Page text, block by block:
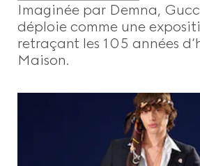
Imaginée par Demna,
déploie comme une
retraçant les 105 années
Maison.